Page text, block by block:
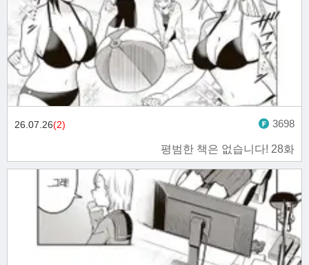
평범한 책은 없습니다! 28화
26.07.26(2) 3698